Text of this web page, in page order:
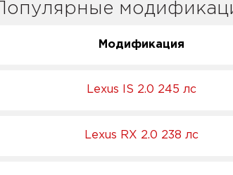
Популярные
Модификация
Lexus IS 2.0 245 лс
Lexus RX 2.0 238 лс